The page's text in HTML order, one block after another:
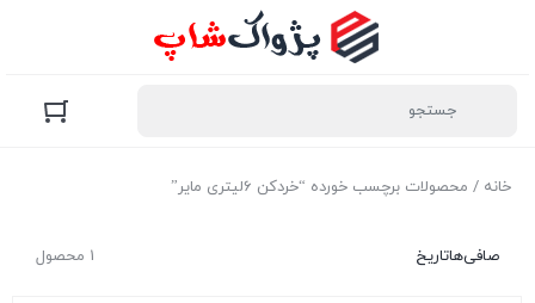
خانه / محصولات برچسب خورده “خردکن 6لیتری مایر”
1 محصول صافی‌هاتاریخ